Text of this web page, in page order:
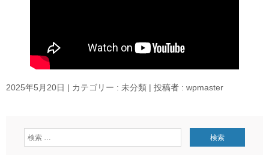
2025年5月20日 | カテゴリー : 未分類 | 投稿者 : wpmaster